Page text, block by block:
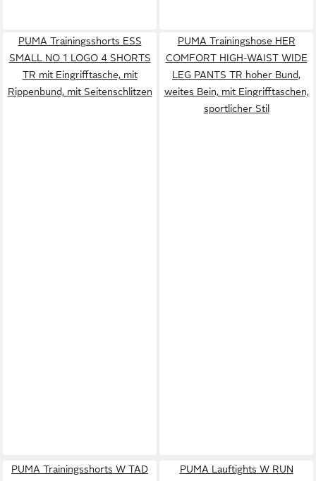
PUMA Trainingsshorts ESS
SMALL NO 1 LOGO 4 SHORTS
TR mit Eingrifftasche, mit
Rippenbund, mit Seitenschlitzen
PUMA Trainingshose HER
COMFORT HIGH-WAIST WIDE
LEG PANTS TR hoher Bund,
weites Bein, mit Eingrifftaschen,
sportlicher Stil
PUMA Trainingsshorts W TAD
PUMA Lauftights W RUN